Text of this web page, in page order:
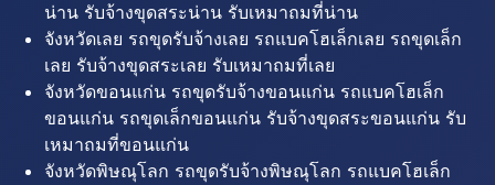
น่าน รับจ้างขุดสระน่าน รับเหมาถมที่น่าน
จังหวัดเลย รถขุดรับจ้างเลย รถแบคโฮเล็กเลย รถขุดเล็ก
เลย รับจ้างขุดสระเลย รับเหมาถมที่เลย
จังหวัดขอนแก่น รถขุดรับจ้างขอนแก่น รถแบคโฮเล็ก
ขอนแก่น รถขุดเล็กขอนแก่น รับจ้างขุดสระขอนแก่น รับ
เหมาถมที่ขอนแก่น
จังหวัดพิษณุโลก รถขุดรับจ้างพิษณุโลก รถแบคโฮเล็ก